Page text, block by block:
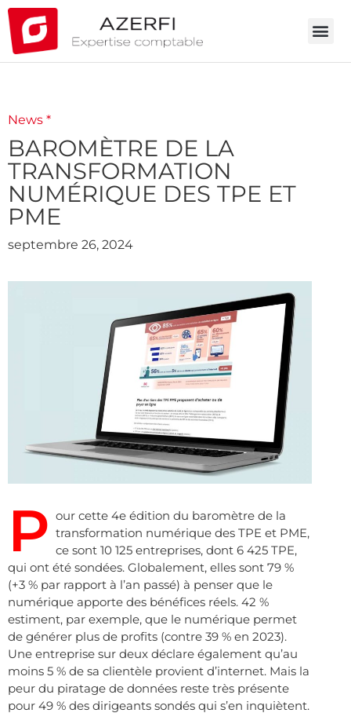
News *
BAROMÈTRE DE LA
TRANSFORMATION
NUMÉRIQUE DES TPE ET
PME
septembre 26, 2024
P our cette 4e édition du baromètre de la
transformation numérique des TPE et PME,
ce sont 10 125 entreprises, dont 6 425 TPE,
qui ont été sondées. Globalement, elles sont 79 %
(+3 % par rapport à l’an passé) à penser que le
numérique apporte des bénéfices réels. 42 %
estiment, par exemple, que le numérique permet
de générer plus de profits (contre 39 % en 2023).
Une entreprise sur deux déclare également qu’au
moins 5 % de sa clientèle provient d’internet. Mais la
peur du piratage de données reste très présente
pour 49 % des dirigeants sondés qui s’en inquiètent.